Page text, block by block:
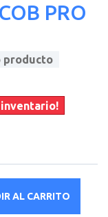
PRO
producto
AL CARRITO